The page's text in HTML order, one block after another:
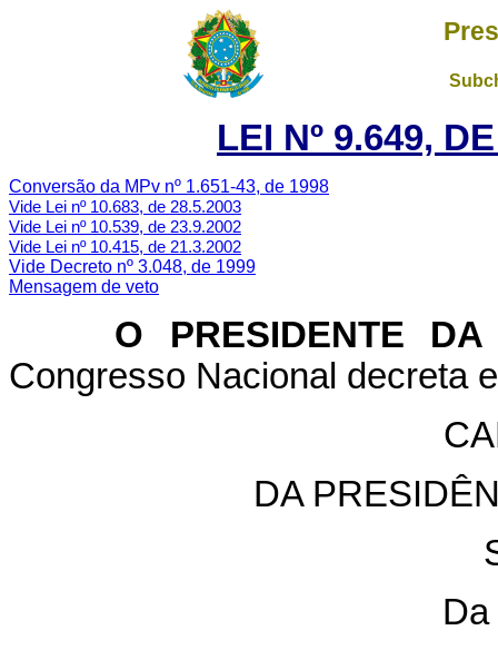
LEI Nº 9.649,
Conversão da MPv nº 1.651-43, de 1998
Vide Lei nº 10.683, de 28.5.2003
Vide Lei nº 10.539, de 23.9.2002
Vide Lei nº 10.415, de 21.3.2002
Vide Decreto nº 3.048, de 1999
Mensagem de veto
O PRESIDENTE DA
Congresso Nacional decreta
DA